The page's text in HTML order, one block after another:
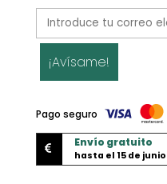
¡Avísame!
Pago seguro
 Envío gratuito
hasta el 15 de junio